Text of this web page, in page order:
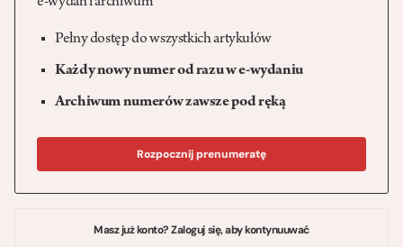
Pełny dostęp do wszystkich artykułów
Każdy nowy numer od razu w e-wydaniu
Archiwum numerów zawsze pod ręką
Rozpocznij prenumeratę
Masz już konto? Zaloguj się, aby kontynuuwać